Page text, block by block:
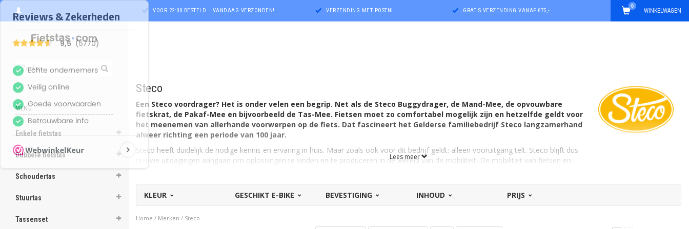
VOOR 22:00 BESTELD = VANDAAG VERZONDEN! VERZENDING MET POSTNL GRATIS VERZENDING VANAF €75,- WINKELWAGEN
0
MENU
Enkele fietstas
Dubbele fietstas
Schoudertas
Stuurtas
Tassenset
ghost
Steco
Een Steco voordrager? Het is onder velen een begrip. Net als de Steco Buggydrager, de Mand-Mee, de opvouwbare
fietskrat, de Pakaf-Mee en bijvoorbeeld de Tas-Mee. Fietsen moet zo comfortabel mogelijk zijn en hetzelfde geldt voor
het meenemen van allerhande voorwerpen op de fiets. Dat fascineert het Gelderse familiebedrijf Steco langzamerhand
alweer richting een periode van 100 jaar.
Steco heeft duidelijk de nodige kennis en ervaring in huis. Maar zoals ook voor dit bedrijf geldt: alleen vooruitgang telt. Steco blijft dus
nieuwe uitdagingen aangaan om oplossingen te vinden en te produceren in de wereld van de mobiliteit. De mobiliteit van fietsen en
andere rijwielen welteverstaan.
Voordragers en andere verrassende rijwielartikelen
Vanuit thuisplaats Stroe (Gelderland) maakt Steco slimme, degelijke producten van hoogwaardig staal. Van een betrouwbare
meenemen van allerlei voorwerpen op en met de fiets. Zodat het dagelijkse leven voor u net weer een beetje makkelijker wordt...
Lees meer
KLEUR GESCHIKT E-BIKE BEVESTIGING INHOUD PRIJS
Home / Merken / Steco